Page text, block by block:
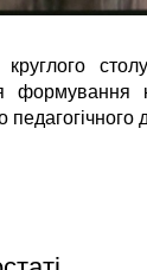
столу
формування